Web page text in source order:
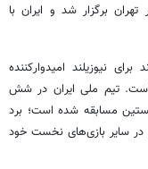
رسید. دومین دیدار نیز در سال ۲۰۰۳ در تهران برگزار شد و ایران با
نیوزیلند امیدوارکننده
است. تیم ملی ایران در شش
مسابقه شده است؛ برد
مراکش در جام جهانی ۲۰۱۸. ایران در سایر بازی‌های نخست خود